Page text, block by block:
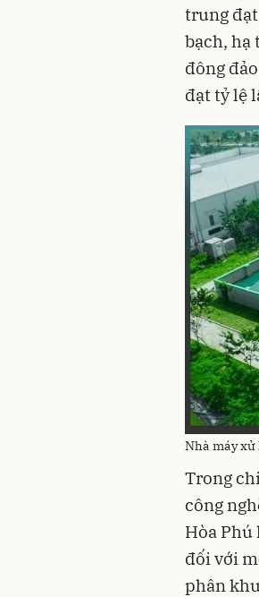
trung
bạch, hạ
đông
đạt tỷ lệ
Nhà máy xử
Trong
công
Hòa Phú
đối với
phân